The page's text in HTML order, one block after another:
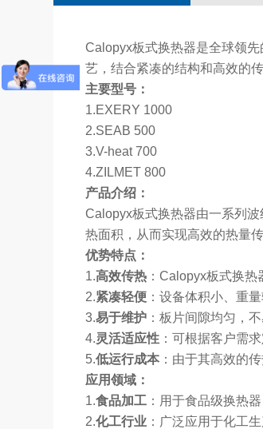
Calopyx板式换热器是全球领
艺，结合紧凑的结构和高效的
主要型号：
1.EXERY 1000
2.SEAB 500
3.V-heat 700
4.ZILMET 800
产品介绍：
Calopyx板式换热器由一系列
热面积，从而实现高效的热量
优势特点：
1.高效传热 ：Calopyx板式换
2.紧凑轻便 ：设备体积小、重
3.易于维护 ：板片间隙均匀，
4.灵活适应性 ：可根据客户需
5.低运行成本 ：由于其高效的
应用领域：
1.食品加工 ：用于食品级换热
2.化工行业 ：广泛应用于化工